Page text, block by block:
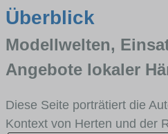
Überblick
Modellwelten,
Angebote lokaler
Diese Seite porträtiert die
Kontext von Herten und der